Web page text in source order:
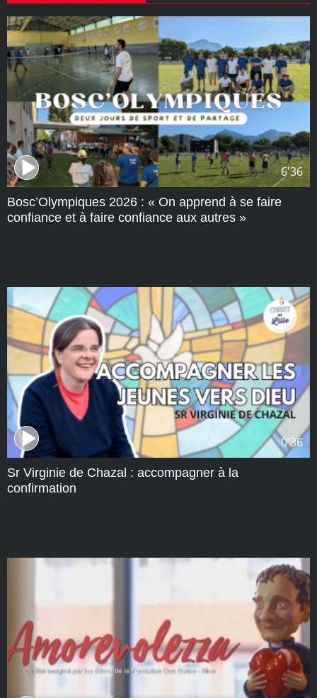
6'36
Bosc’Olympiques 2026 : « On apprend à se faire
confiance et à faire confiance aux autres »
0'36
Sr Virginie de Chazal : accompagner à la
confirmation